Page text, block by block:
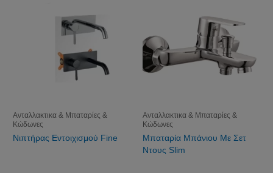
Ανταλλακτικα & Μπαταρίες &
Κώδωνες
Νιπτήρας Εντοιχισμού Fine
Ανταλλακτικα & Μπαταρίες &
Κώδωνες
Μπαταρία Μπάνιου Με Σετ
Ντους Slim